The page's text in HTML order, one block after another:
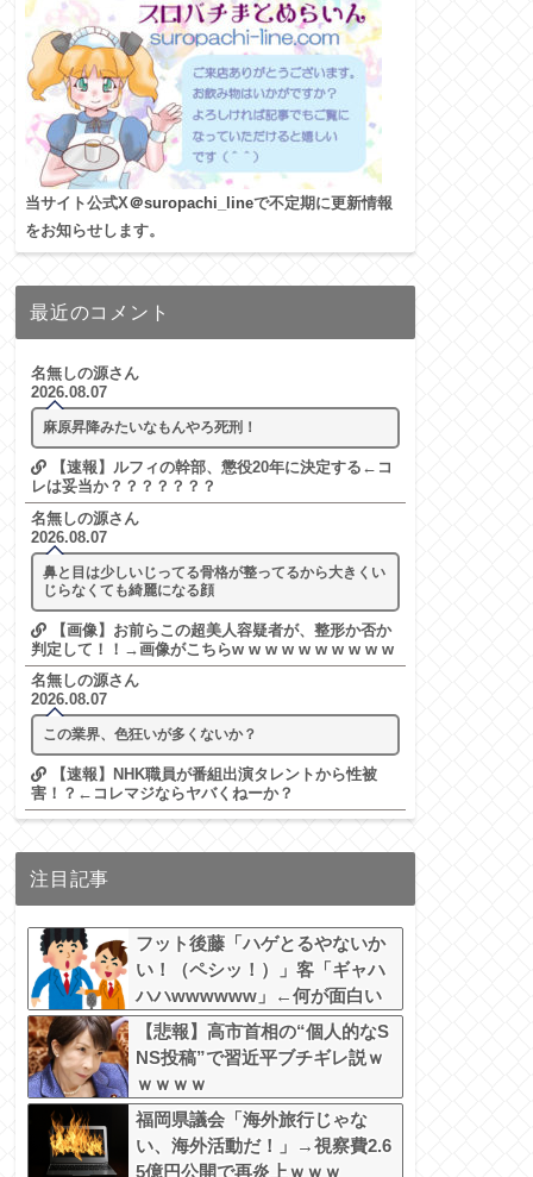
当サイト公式X＠suropachi_lineで不定期に更新情報
をお知らせします。
最近のコメント
名無しの源さん
2026.08.07
麻原昇降みたいなもんやろ死刑！
【速報】ルフィの幹部、懲役20年に決定する←コ
レは妥当か？？？？？？？
名無しの源さん
2026.08.07
鼻と目は少しいじってる骨格が整ってるから大きくい
じらなくても綺麗になる顔
【画像】お前らこの超美人容疑者が、整形か否か
判定して！！→画像がこちらw w w w w w w w w w
名無しの源さん
2026.08.07
この業界、色狂いが多くないか？
【速報】NHK職員が番組出演タレントから性被
害！？←コレマジならヤバくねーか？
注目記事
フット後藤「ハゲとるやないか
い！（ペシッ！）」客「ギャハ
ハハwwwwww」←何が面白い
の？
【悲報】高市首相の“個人的なS
NS投稿”で習近平ブチギレ説ｗ
ｗｗｗｗ
福岡県議会「海外旅行じゃな
い、海外活動だ！」→視察費2.6
5億円公開で再炎上ｗｗｗ